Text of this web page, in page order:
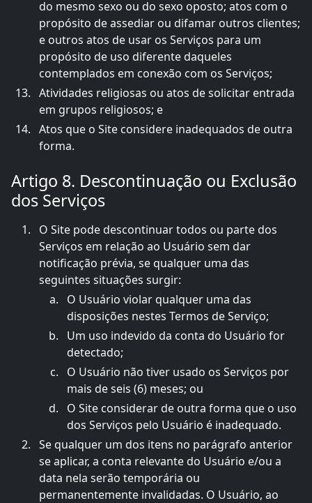
do mesmo sexo ou do sexo oposto; atos com o
propósito de assediar ou difamar outros clientes;
e outros atos de usar os Serviços para um
propósito de uso diferente daqueles
contemplados em conexão com os Serviços;
Atividades religiosas ou atos de solicitar entrada
em grupos religiosos; e
Atos que o Site considere inadequados de outra
forma.
Artigo 8. Descontinuação ou Exclusão
dos Serviços
O Site pode descontinuar todos ou parte dos
Serviços em relação ao Usuário sem dar
notificação prévia, se qualquer uma das
seguintes situações surgir:
O Usuário violar qualquer uma das
disposições nestes Termos de Serviço;
Um uso indevido da conta do Usuário for
detectado;
O Usuário não tiver usado os Serviços por
mais de seis (6) meses; ou
O Site considerar de outra forma que o uso
dos Serviços pelo Usuário é inadequado.
Se qualquer um dos itens no parágrafo anterior
se aplicar, a conta relevante do Usuário e/ou a
data nela serão temporária ou
permanentemente invalidadas. O Usuário, ao